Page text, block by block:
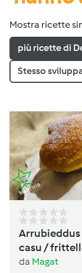
Mostra ricette
più ricette di
Stesso
Arrubieddus
casu /
al formaggio
da Magat